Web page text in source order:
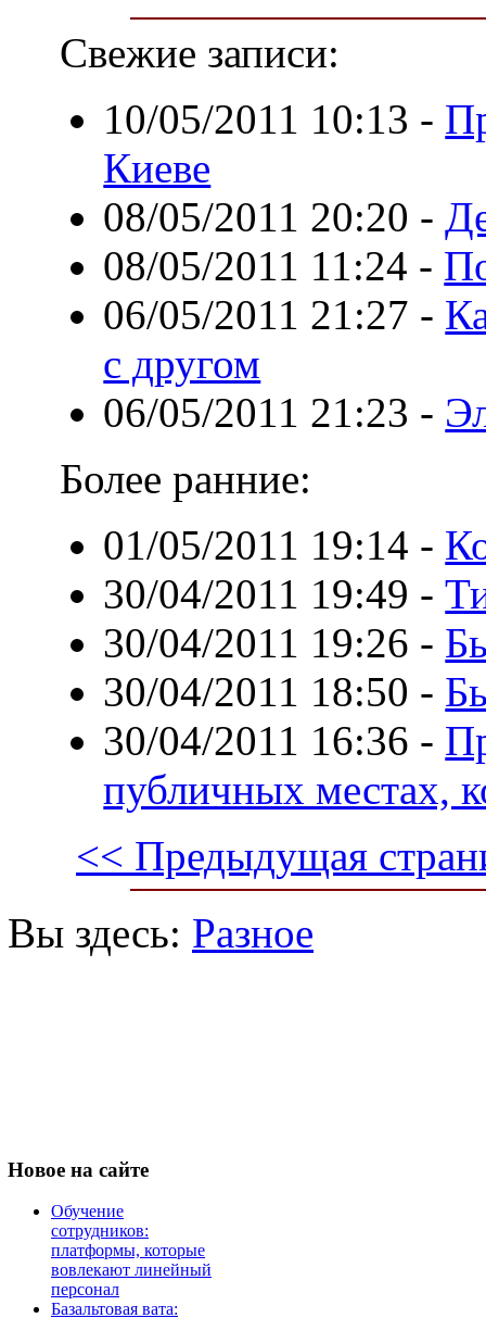
Свежие записи:
10/05/2011 10:13 -
Киеве
08/05/2011 20:20 -
08/05/2011 11:24 -
06/05/2011 21:27 -
с другом
06/05/2011 21:23 -
Более ранние:
01/05/2011 19:14 -
30/04/2011 19:49 -
30/04/2011 19:26 -
30/04/2011 18:50 -
30/04/2011 16:36 -
публичных местах,
<< Предыдущая
Вы здесь: Разное
Новое на сайте
Обучение
сотрудников:
платформы, которые
вовлекают линейный
персонал
Базальтовая вата: